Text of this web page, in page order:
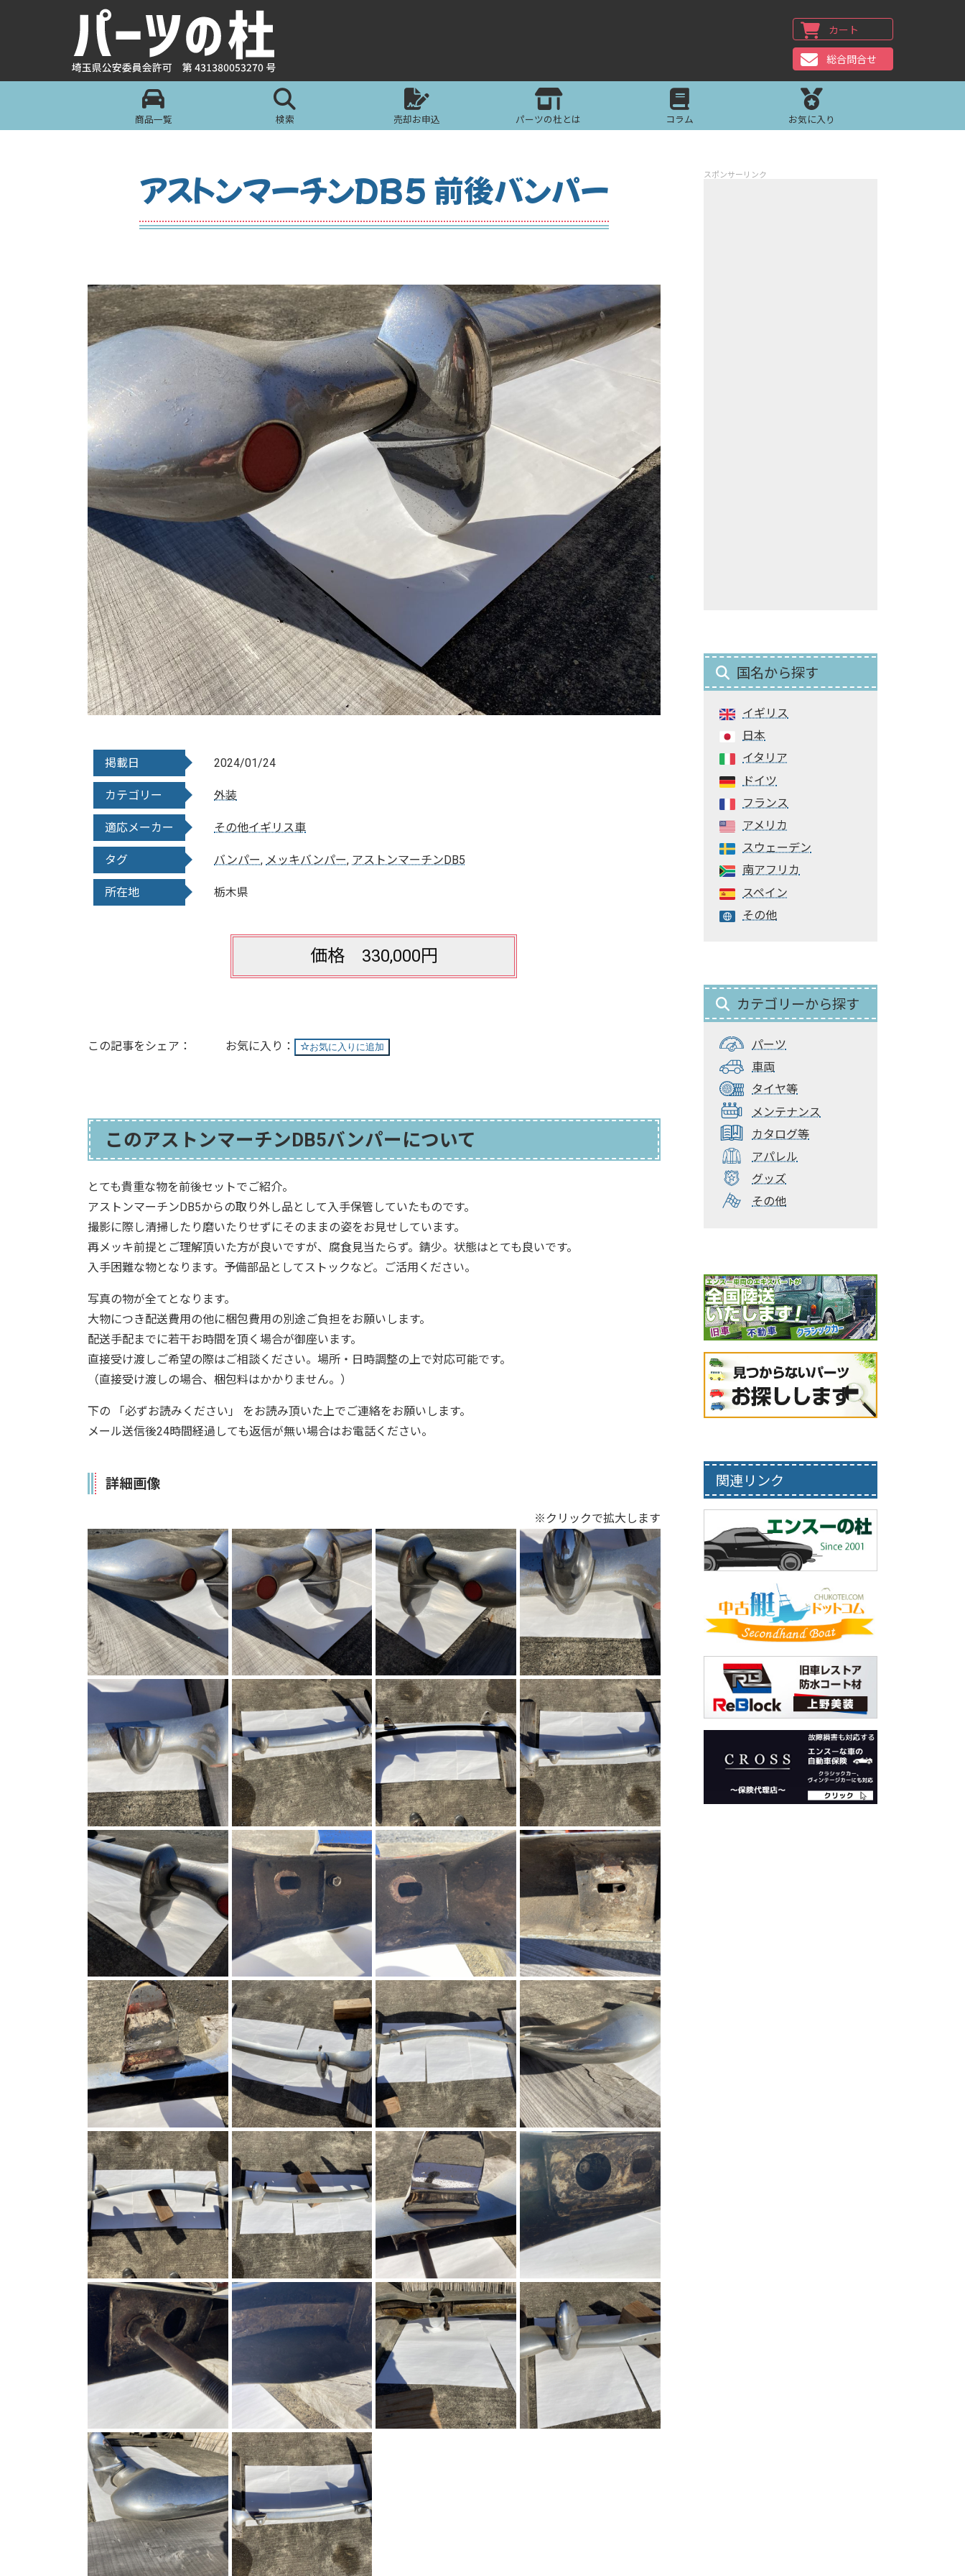
カート
総合問合せ
商品一覧 検索 売却お申込 パーツの杜とは コラム お気に入り
アストンマーチンDB5 前後バンパー
掲載日 2024/01/24
カテゴリー 外装
適応メーカー その他イギリス車
タグ バンパー, メッキバンパー, アストンマーチンDB5
所在地 栃木県
価格 330,000円
この記事をシェア： お気に入りに追加
このアストンマーチンDB5バンパーについて
とても貴重な物を前後セットでご紹介。
アストンマーチンDB5からの取り外し品として入手保管していたものです。
撮影に際し清掃したり磨いたりせずにそのままの姿をお見せしています。
再メッキ前提とご理解頂いた方が良いですが、腐食見当たらず。錆少。状態はとても良いです。
入手困難な物となります。予備部品としてストックなど。ご活用ください。
写真の物が全てとなります。
大物につき配送費用の他に梱包費用の別途ご負担をお願いします。
配送手配までに若干お時間を頂く場合が御座います。
直接受け渡しご希望の際はご相談ください。場所・日時調整の上で対応可能です。
（直接受け渡しの場合、梱包料はかかりません。）
下の 「必ずお読みください」 をお読み頂いた上でご連絡をお願いします。
メール送信後24時間経過しても返信が無い場合はお電話ください。
詳細画像
※クリックで拡大します
スポンサーリンク
国名から探す
イギリス
日本
イタリア
ドイツ
フランス
アメリカ
スウェーデン
南アフリカ
スペイン
その他
カテゴリーから探す
パーツ
車両
タイヤ等
メンテナンス
カタログ等
アパレル
グッズ
その他
関連リンク